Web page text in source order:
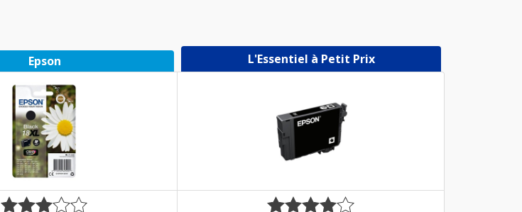
Epson L'Essentiel à Petit Prix